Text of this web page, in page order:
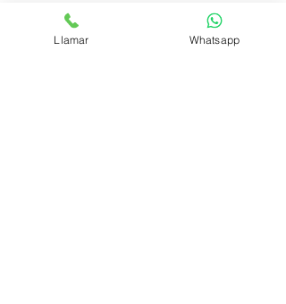
COCTEL EL SABUESO
Llamar Whatsapp